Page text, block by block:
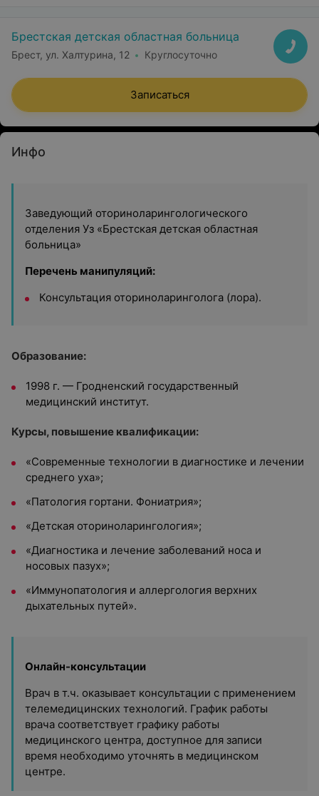
Брестская детская областная больница
Брест, ул. Халтурина, 12 Круглосуточно
Записаться
Инфо
Заведующий оториноларингологического
отделения Уз «Брестская детская областная
больница»
Перечень манипуляций:
Консультация оториноларинголога (лора).
Образование:
1998 г. — Гродненский государственный
медицинский институт.
Курсы, повышение квалификации:
«Современные технологии в диагностике и лечении
среднего уха»;
«Патология гортани. Фониатрия»;
«Детская оториноларингология»;
«Диагностика и лечение заболеваний носа и
носовых пазух»;
«Иммунопатология и аллергология верхних
дыхательных путей».
Онлайн-консультации
Врач в т.ч. оказывает консультации с применением
телемедицинских технологий. График работы
врача соответствует графику работы
медицинского центра, доступное для записи
время необходимо уточнять в медицинском
центре.